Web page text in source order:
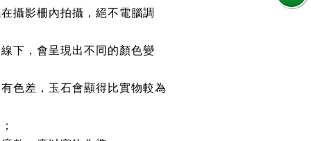
攝影柵內拍攝，絕不電腦調
下，會呈現出不同的顏色變
色差，玉石會顯得比實物較為